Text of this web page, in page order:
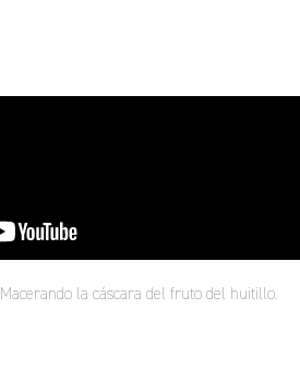
Macerando la cáscara del fruto del huitillo.